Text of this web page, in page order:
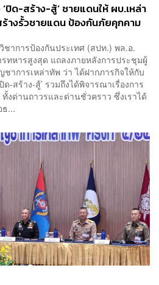
ปิด-สร้าง-สู้’ ชายแดนให้ ผบ.เหล่า
างรั้วชายแดน ป้องกันภัยคุกคาม
าการป้องกันประเทศ (สปท.) พล.อ.
หารสูงสุด แถลงภายหลังการประชุมผู้
าการเหล่าทัพ ว่า ได้ฝากภารกิจให้กับ
-สร้าง-สู้’ รวมถึงได้พิจารณาเรื่องการ
ด่านถาวรและด่านชั่วคราว ซึ่งเราได้
ธ...